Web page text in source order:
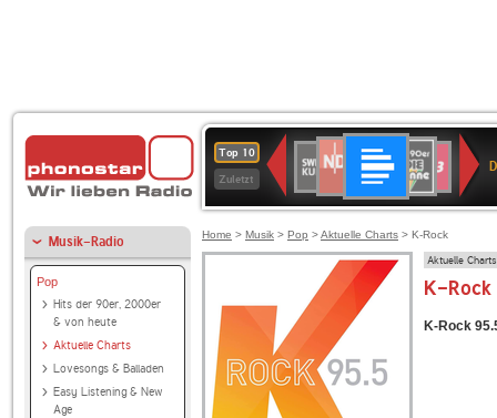
Top 10
Zuletzt
Deutschlandfunk
80er
90er
OLDIE
ANTENNE
SWR3
SWR
Kultur
2
Musik-Radio
Pop
Hits der 90er, 2000er
& von heute
Aktuelle Charts
Lovesongs & Balladen
Easy Listening & New
Age
Home > Musik > Pop >Aktuelle Charts > K-Rock
Aktuelle Charts
K-Rock
K-Rock